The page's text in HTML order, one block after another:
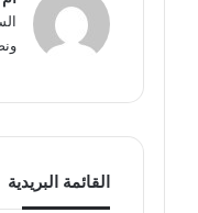
القائمة البريدية